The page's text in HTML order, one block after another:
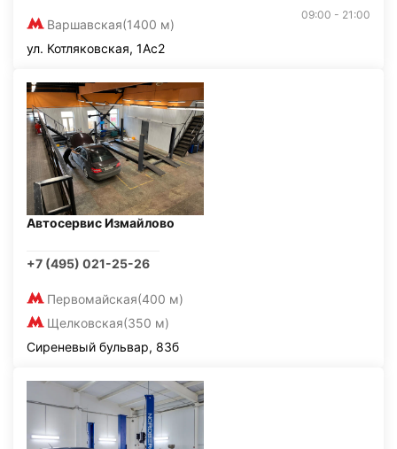
Варшавская(1400 м)
09:00 - 21:00
ул. Котляковская, 1Ас2
Автосервис Измайлово
+7 (495) 021-25-26
Первомайская(400 м)
Щелковская(350 м)
Сиреневый бульвар, 83б